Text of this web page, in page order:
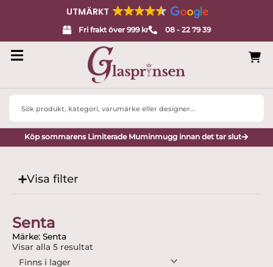
UTMÄRKT
Fri frakt över 999 kr 08 - 22 79 39
Search
Köp sommarens Limiterade Muminmugg innan det tar slut
Visa filter
Senta
Märke: Senta
Visar alla 5 resultat